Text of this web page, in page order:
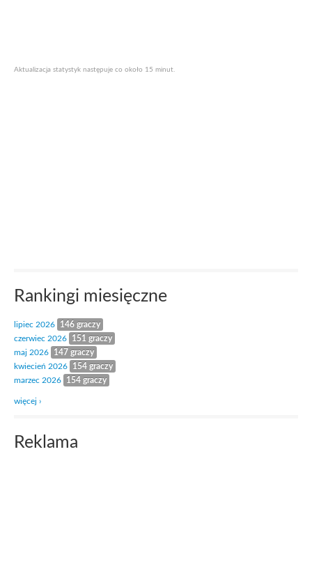
Aktualizacja statystyk następuje co około 15 minut.
Rankingi miesięczne
lipiec 2026
146 graczy
czerwiec 2026
151 graczy
maj 2026
147 graczy
kwiecień 2026
154 graczy
marzec 2026
154 graczy
więcej ›
Reklama